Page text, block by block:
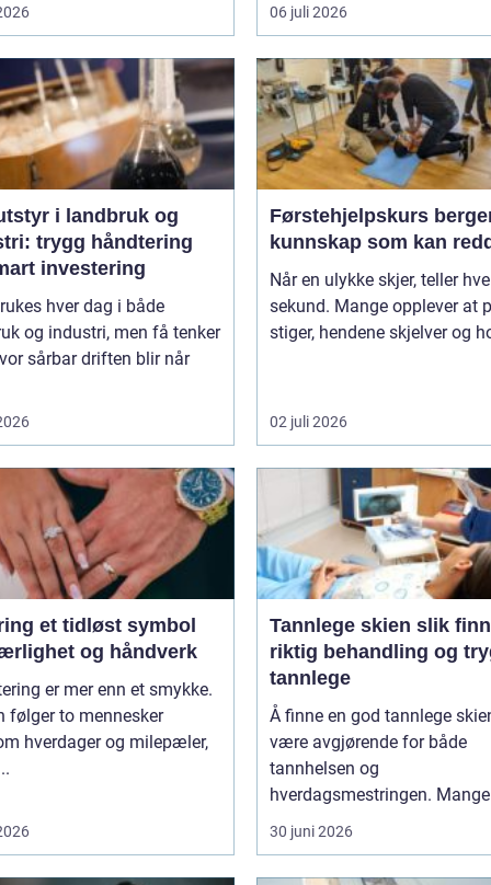
06 juli 2026
i landbruk og
trygg håndtering
investering
hver dag i både
og industri, men få tenker
sårbar driften blir når
Førstehjelpskurs
kunnskap som kan
Når en ulykke skjer, teller
sekund. Mange opplever at
stiger, hendene skjelver og
02 juli 2026
symbol
og håndverk
er mer enn et smykke.
følger to mennesker
hverdager og milepæler,
Tannlege skien slik finner du
riktig behandling og
tannlege
Å finne en god tannlege
være avgjørende for både
tannhelsen og
hverdagsmestringen.
30 juni 2026